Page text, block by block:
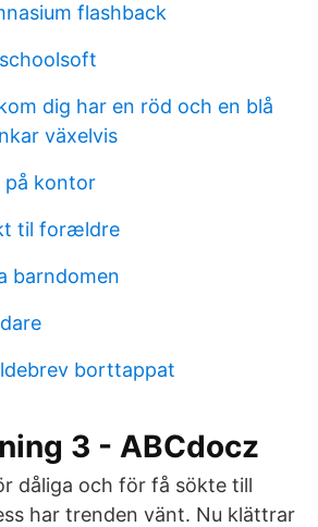
flashback
dig har en röd och en blå
växelvis
på kontor
til forældre
barndomen
borttappat
3 - ABCdocz
dåliga och för få sökte till
har trenden vänt. Nu klättrar